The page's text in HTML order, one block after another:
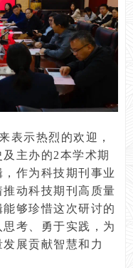
表示热烈的欢迎，
主办的2本学术期
作为科技期刊事业
动科技期刊高质量
够珍惜这次研讨的
考、勇于实践，为
展贡献智慧和力